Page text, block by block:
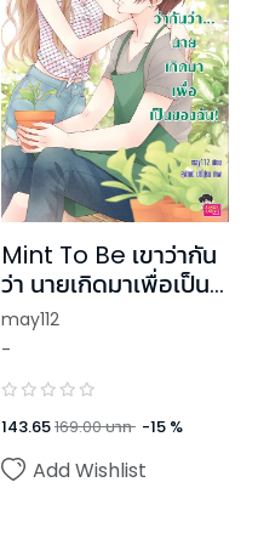
Mint To Be เขาว่ากัน
ว่า นายเกิดมาเพื่อเป็น
ของฉัน!
may112
-
143.65169.00บาท -15 %
Add Wishlist